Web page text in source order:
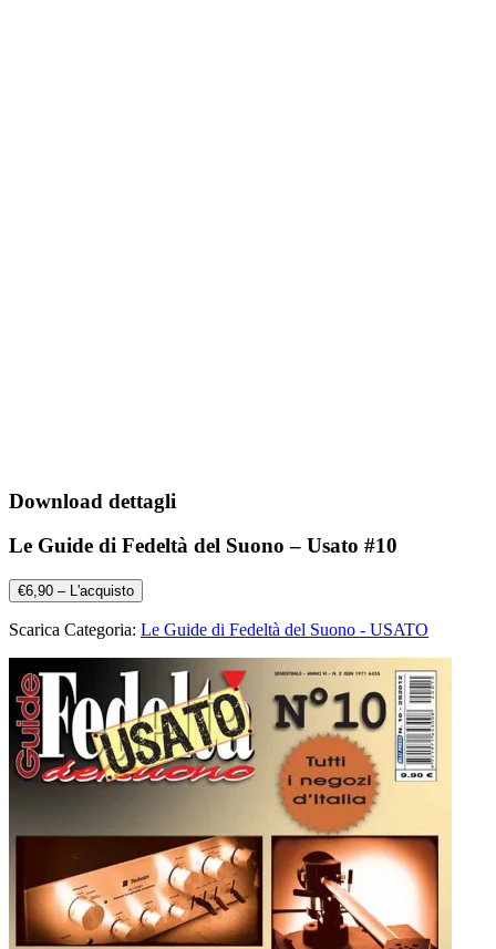
Download dettagli
Le Guide di Fedeltà del Suono – Usato #10
€6,90 – L'acquisto
Scarica Categoria: Le Guide di Fedeltà del Suono - USATO